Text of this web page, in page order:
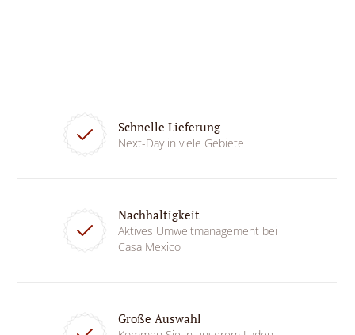
Schnelle Lieferung
Next-Day in viele Gebiete
Nachhaltigkeit
Aktives Umweltmanagement bei
Casa Mexico
Große Auswahl